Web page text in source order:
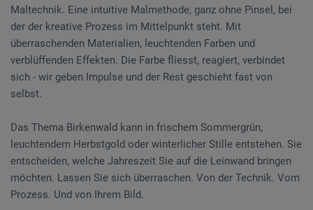
Maltechnik. Eine intuitive Malmethode, ganz ohne Pinsel, bei
der der kreative Prozess im Mittelpunkt steht. Mit
überraschenden Materialien, leuchtenden Farben und
verblüffenden Effekten. Die Farbe fliesst, reagiert, verbindet
sich - wir geben Impulse und der Rest geschieht fast von
selbst.
Das Thema Birkenwald kann in frischem Sommergrün,
leuchtendem Herbstgold oder winterlicher Stille entstehen. Sie
entscheiden, welche Jahreszeit Sie auf die Leinwand bringen
möchten. Lassen Sie sich überraschen. Von der Technik. Vom
Prozess. Und von Ihrem Bild.